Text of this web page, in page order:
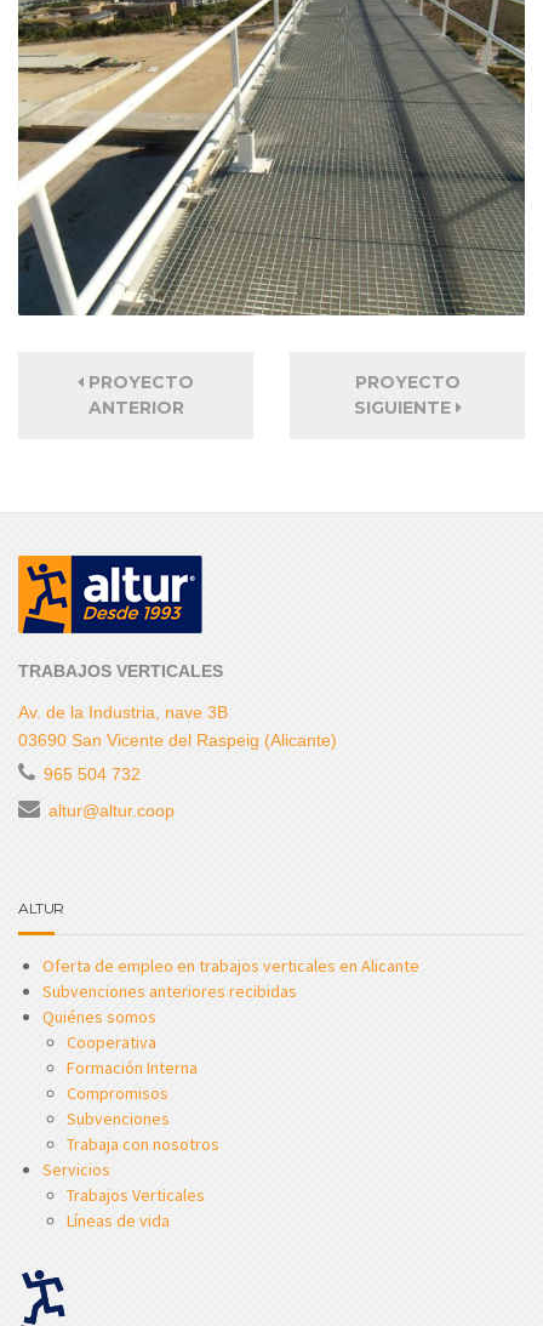
PROYECTO
ANTERIOR
PROYECTO
SIGUIENTE
TRABAJOS VERTICALES
Av. de la Industria, nave 3B
03690 San Vicente del Raspeig (Alicante)
965 504 732
altur@altur.coop
ALTUR
Oferta de empleo en trabajos verticales en Alicante
Subvenciones anteriores recibidas
Quiénes somos
Cooperativa
Formación Interna
Compromisos
Subvenciones
Trabaja con nosotros
Servicios
Trabajos Verticales
Líneas de vida